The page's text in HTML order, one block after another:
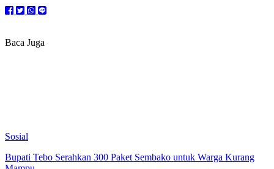
Baca Juga
Sosial
Bupati Tebo Serahkan 300 Paket Sembako untuk Warga Kurang